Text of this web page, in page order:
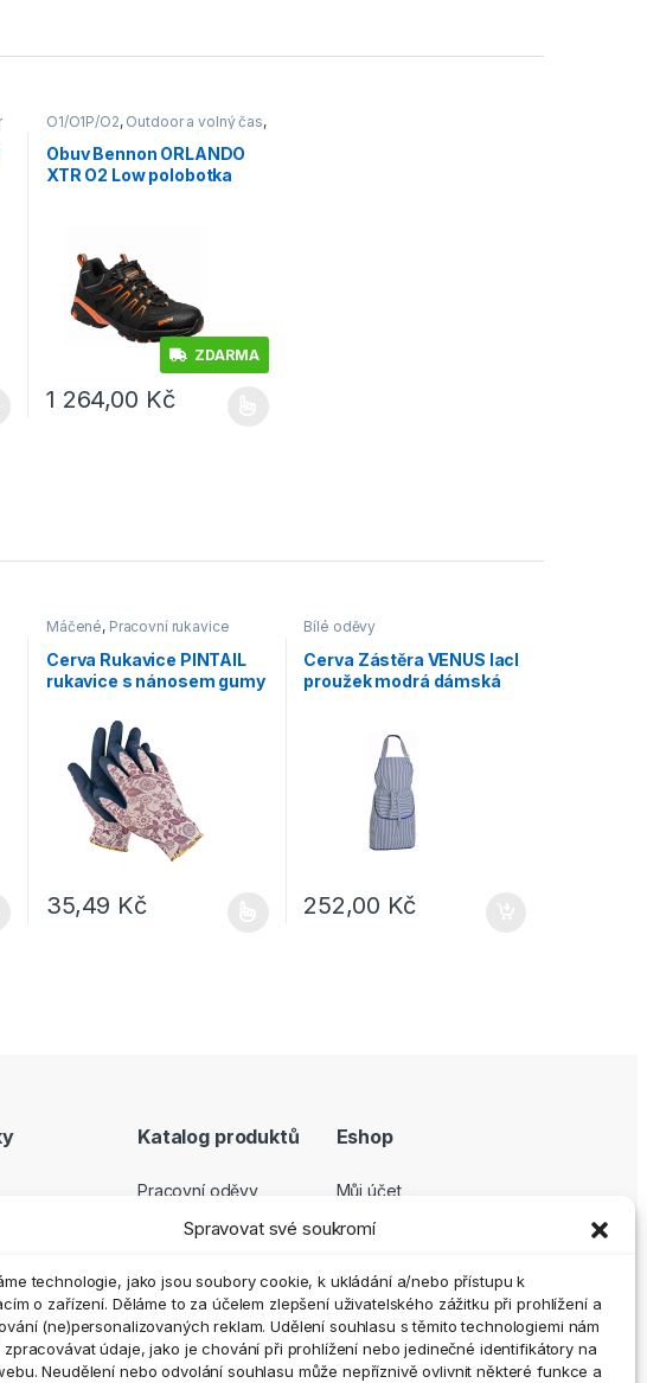
Spravovat své soukromí
technologie, jako jsou soubory cookie, k ukládání a/nebo přístupu k
o zařízení. Děláme to za účelem zlepšení uživatelského zážitku při prohlížení a
(ne)personalizovaných reklam. Udělení souhlasu s těmito technologiemi nám
zpracovávat údaje, jako je chování při prohlížení nebo jedinečné identifikátory na
Neudělení nebo odvolání souhlasu může nepříznivě ovlivnit některé funkce a
O1/O1P/O2, Outdoor a volný čas,
,
Obuv Bennon ORLANDO
XTR O2 Low polobotka
ZDARMA
1 264,00 Kč
Možnosti lze vybrat na stránce produktu
Máčené, Pracovní rukavice
Cerva Rukavice PINTAIL
rukavice s nánosem gumy
35,49 Kč
Tento produkt má více variant. Možnosti lze vybrat na stránce produktu
Bílé oděvy
Cerva Zástěra VENUS lacl
proužek modrá dámská
252,00 Kč
Katalog produktů
Pracovní oděvy
Pracovní obuv
Outdoor a volný čas
Doplňky
Eshop
Můj účet
Pokladna
GDPR
Obchodní podmínky
Vrácení zboží a